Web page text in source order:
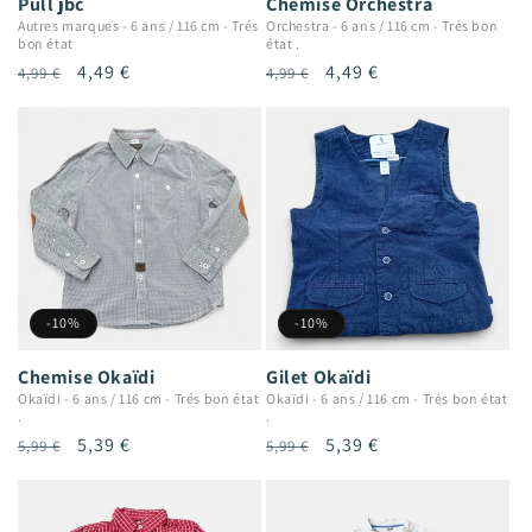
Autres marques -6 ans / 116 cm -Trés
bon état
Prix
4,99 €
Prix
4,49 €
Orchestra -6 ans / 116 cm -Trés bon
état .
Prix
4,99 €
Prix
4,49 €
-10%
Chemise Okaïdi
Okaïdi -6 ans / 116 cm - Trés bon état
Prix
5,99 €
Prix
5,39 €
-10%
Gilet Okaïdi
Okaïdi -6 ans / 116 cm - Trés bon état
Prix
5,99 €
Prix
5,39 €